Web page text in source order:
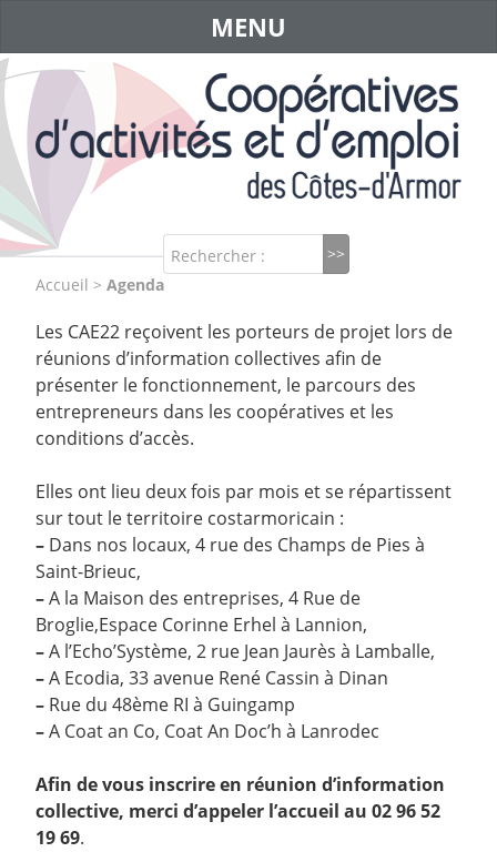
Rechercher :
MENU
Accueil > Agenda
Les CAE22 reçoivent les porteurs de projet lors de
réunions d’information collectives afin de
présenter le fonctionnement, le parcours des
entrepreneurs dans les coopératives et les
conditions d’accès.
Elles ont lieu deux fois par mois et se répartissent
sur tout le territoire costarmoricain :
– Dans nos locaux, 4 rue des Champs de Pies à
Saint-Brieuc,
–A la Maison des entreprises, 4 Rue de
Broglie,Espace Corinne Erhel à Lannion,
–A l’Echo’Système, 2 rue Jean Jaurès à Lamballe,
–A Ecodia, 33 avenue René Cassin à Dinan
– Rue du 48ème RI à Guingamp
–A Coat an Co, Coat An Doc’h à Lanrodec
Afin de vous inscrire en réunion d’information
collective, merci d’appeler l’accueil au 02 96 52
19 69.